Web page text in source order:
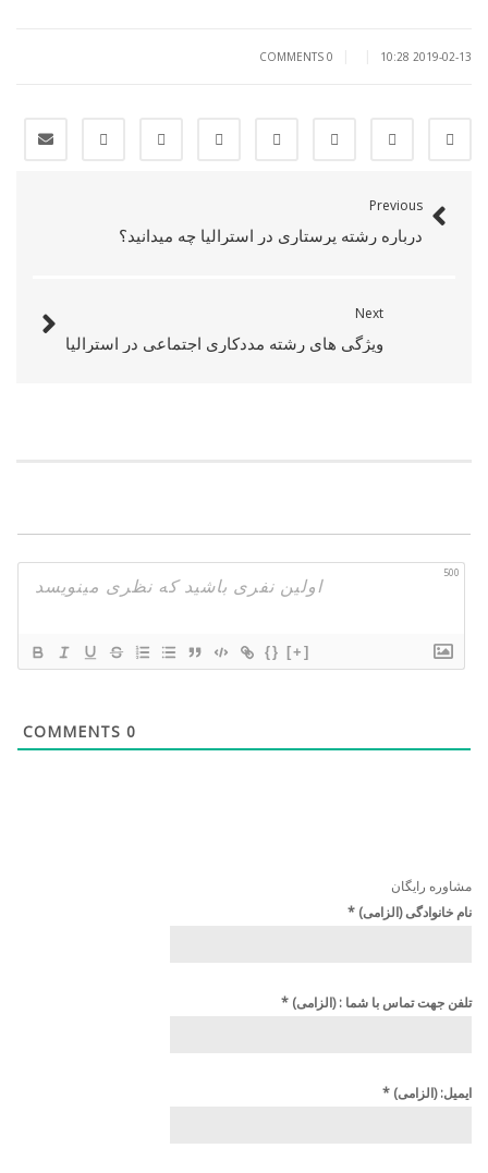
2019-02-13 10:28
0 COMMENTS
Previous
درباره رشته پرستاری در استرالیا چه میدانید؟
Next
ویژگی های رشته مددکاری اجتماعی در استرالیا
500
{} [+]
0
مشاوره رایگان
نام خانوادگی (الزامی) *
تلفن جهت تماس با شما : (الزامی) *
ایمیل: (الزامی) *